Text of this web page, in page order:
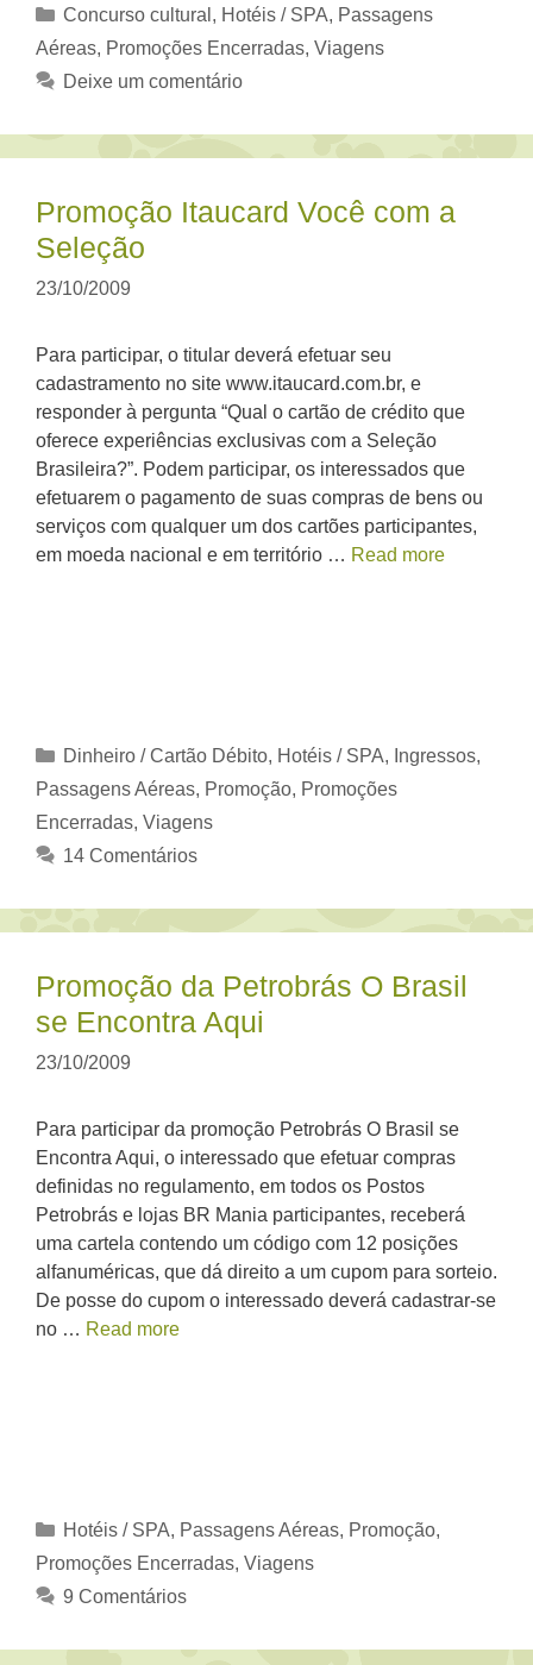
Categorias
Concurso cultural , Hotéis / SPA, Passagens
Aéreas, Promoções Encerradas, Viagens
Deixe um comentário
Promoção Itaucard Você com a
Seleção
23/10/2009
Para participar, o titular deverá efetuar seu
cadastramento no site www.itaucard.com.br, e
responder à pergunta “Qual o cartão de crédito que
oferece experiências exclusivas com a Seleção
Brasileira?”. Podem participar, os interessados que
efetuarem o pagamento de suas compras de bens ou
serviços com qualquer um dos cartões participantes,
em moeda nacional e em território … Read more
Categorias
Dinheiro / Cartão Débito, Hotéis / SPA, Ingressos,
Passagens Aéreas, Promoção, Promoções
Encerradas, Viagens
14 Comentários
Promoção da Petrobrás O Brasil
se Encontra Aqui
23/10/2009
Para participar da promoção Petrobrás O Brasil se
Encontra Aqui, o interessado que efetuar compras
definidas no regulamento, em todos os Postos
Petrobrás e lojas BR Mania participantes, receberá
uma cartela contendo um código com 12 posições
alfanuméricas, que dá direito a um cupom para sorteio.
De posse do cupom o interessado deverá cadastrar-se
no … Read more
Categorias
Hotéis / SPA, Passagens Aéreas, Promoção,
Promoções Encerradas, Viagens
9 Comentários